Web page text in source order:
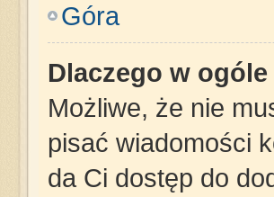
Góra
Dlaczego w
Możliwe, że nie
pisać wiadomości
da Ci dostęp do